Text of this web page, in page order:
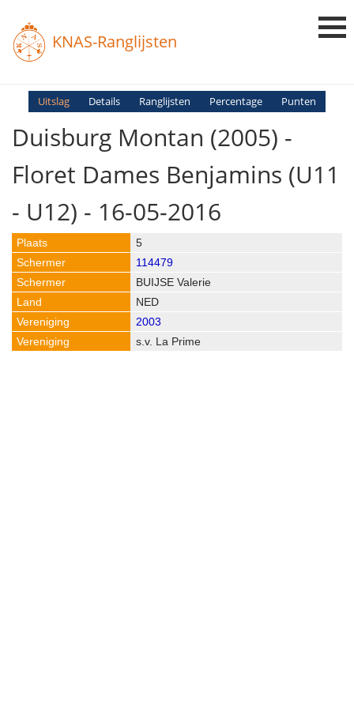
KNAS-Ranglijsten
Login
Ranglijsten
Uitslag Details Ranglijsten Percentage Punten
Duisburg Montan (2005) -
Floret Dames Benjamins (U11
- U12) - 16-05-2016
5
114479
BUIJSE Valerie
NED
2003
s.v. La Prime